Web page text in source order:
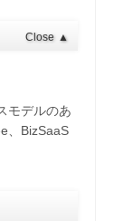
Close ▲
モデルのあ
、BizSaaS